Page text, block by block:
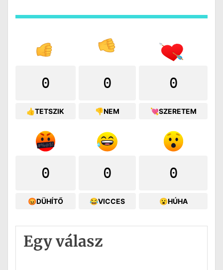
0
👍TETSZIK
0
👎NEM
0
💘SZERETEM
0
😡DÜHÍTŐ
0
😂VICCES
0
😮HÚHA
Egy válasz